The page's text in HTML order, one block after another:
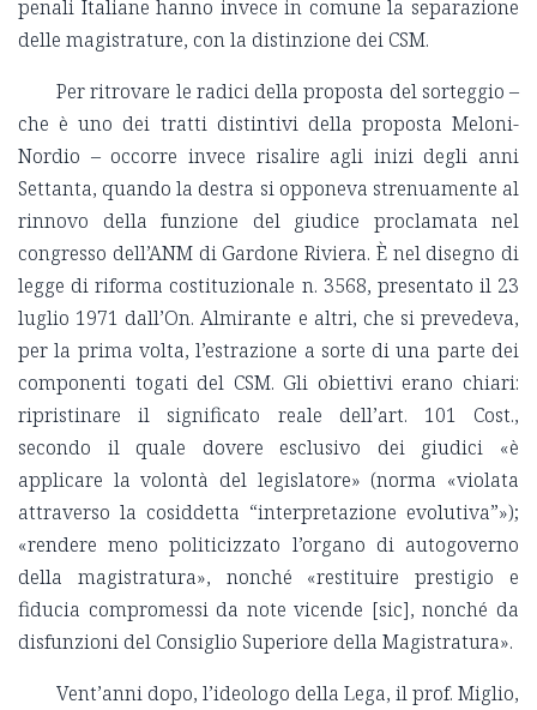
penali Italiane hanno invece in comune la separazione
delle magistrature, con la distinzione dei CSM.
Per ritrovare le radici della proposta del sorteggio –
che è uno dei tratti distintivi della proposta Meloni-
Nordio – occorre invece risalire agli inizi degli anni
Settanta, quando la destra si opponeva strenuamente al
rinnovo della funzione del giudice proclamata nel
congresso dell’ANM di Gardone Riviera. È nel disegno di
legge di riforma costituzionale n. 3568, presentato il 23
luglio 1971 dall’On. Almirante e altri, che si prevedeva,
per la prima volta, l’estrazione a sorte di una parte dei
componenti togati del CSM. Gli obiettivi erano chiari:
ripristinare il significato reale dell’art. 101 Cost.,
secondo il quale dovere esclusivo dei giudici «è
applicare la volontà del legislatore» (norma «violata
attraverso la cosiddetta “interpretazione evolutiva”»);
«rendere meno politicizzato l’organo di autogoverno
della magistratura», nonché «restituire prestigio e
fiducia compromessi da note vicende [sic], nonché da
disfunzioni del Consiglio Superiore della Magistratura».
Vent’anni dopo, l’ideologo della Lega, il prof. Miglio,